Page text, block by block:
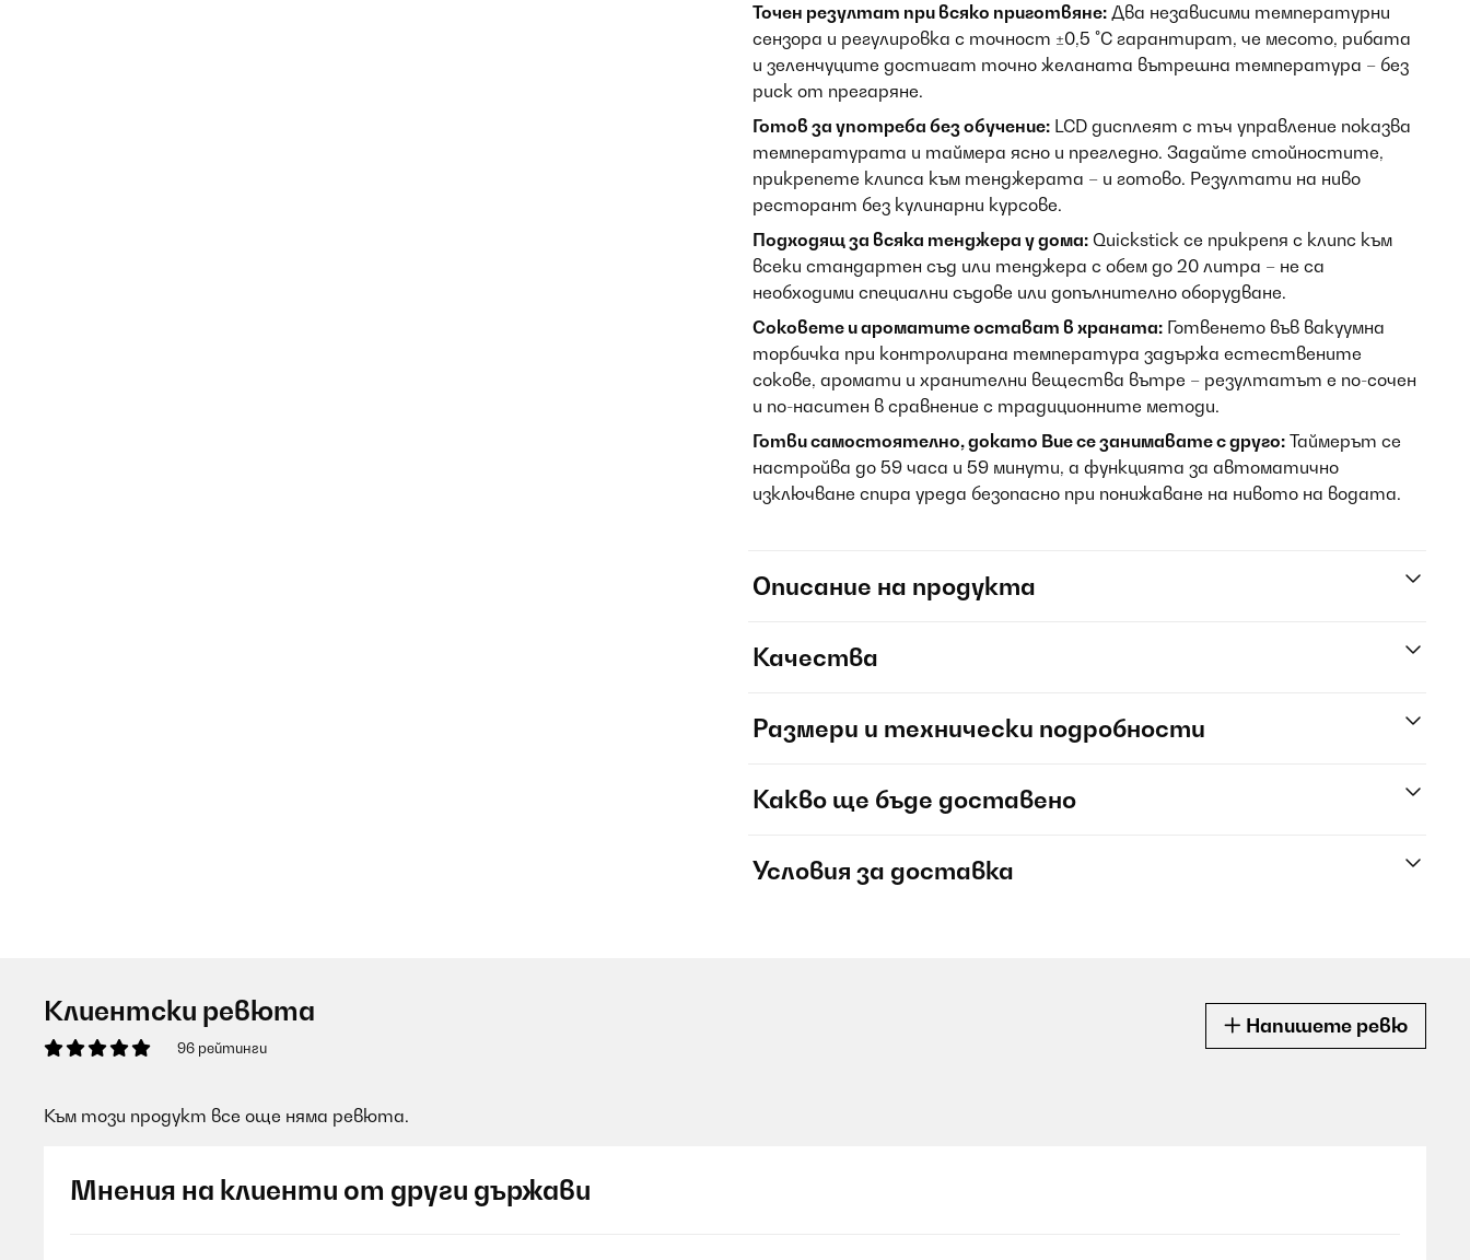
Точен резултат при всяко приготвяне: Два независими температурни
сензора и регулировка с точност ±0,5 °C гарантират, че месото, рибата
и зеленчуците достигат точно желаната вътрешна температура – без
риск от прегаряне.
Готов за употреба без обучение: LCD дисплеят с тъч управление показва
температурата и таймера ясно и прегледно. Задайте стойностите,
прикрепете клипса към тенджерата – и готово. Резултати на ниво
ресторант без кулинарни курсове.
Подходящ за всяка тенджера у дома: Quickstick се прикрепя с клипс към
всеки стандартен съд или тенджера с обем до 20 литра – не са
необходими специални съдове или допълнително оборудване.
Соковете и ароматите остават в храната: Готвенето във вакуумна
торбичка при контролирана температура задържа естествените
сокове, аромати и хранителни вещества вътре – резултатът е по-сочен
и по-наситен в сравнение с традиционните методи.
Готви самостоятелно, докато Вие се занимавате с друго: Таймерът се
настройва до 59 часа и 59 минути, а функцията за автоматично
изключване спира уреда безопасно при понижаване на нивото на водата.
Описание на продукта
Качества
Размери и технически подробности
Какво ще бъде доставено
Условия за доставка
Клиентски ревюта
96 рейтинги
Напишете ревю
Към този продукт все още няма ревюта.
Мнения на клиенти от други държави